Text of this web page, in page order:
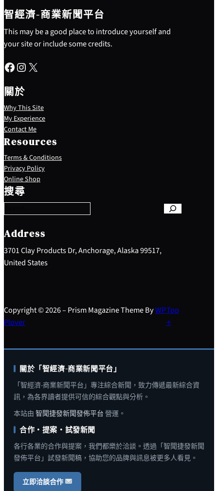
智經濟-商業新聞平台
This may be a good place to introduce yourself and
your site or include some credits.
Facebook Instagram X
關於
Why This Site
My Experience
Contact Me
Resources
Terms & Conditions
Privacy Policy
Online Shop
搜尋
S
e
a
c
h
Address
3701 Clay Products Dr, Anchorage, Alaska 99517,
United States
Copyright © 2026 – Prism Magazine Theme ByWP
Plover
Top
↑
關於「智經濟-商業新聞平台」
「智經濟-商業新聞平台」專注綜合新聞，致力傳遞最新綜合資
訊，為各界讀者提供可信的綜合觀點與分析。
本站由 智聞捷發新聞發佈平台 營運。
合作・提案・試發新聞
各行各業的合作與提案，我們都樂於洽談。透過「智聞捷發新聞
發佈平台」試發新聞稿，協助您的品牌與訊息被更多人看見。
立即洽談合作